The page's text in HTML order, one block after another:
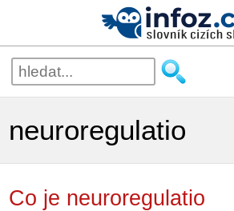
neuroregulatio
Co je neuroregulatio